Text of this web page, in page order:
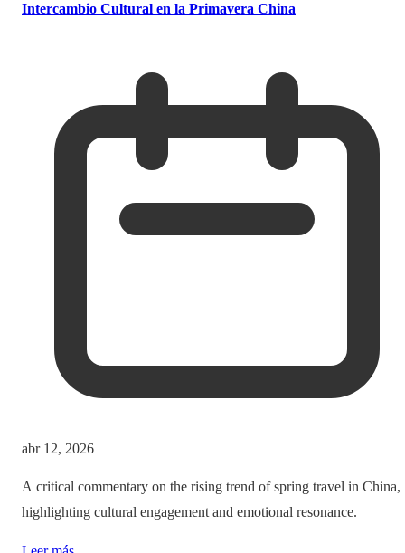
Intercambio Cultural en la Primavera China
abr 12, 2026
A critical commentary on the rising trend of spring travel in China,
highlighting cultural engagement and emotional resonance.